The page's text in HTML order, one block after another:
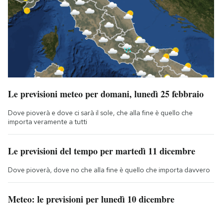
Le previsioni meteo per domani, lunedì 25 febbraio
Dove pioverà e dove ci sarà il sole, che alla fine è quello che
importa veramente a tutti
Le previsioni del tempo per martedì 11 dicembre
Dove pioverà, dove no che alla fine è quello che importa davvero
Meteo: le previsioni per lunedì 10 dicembre